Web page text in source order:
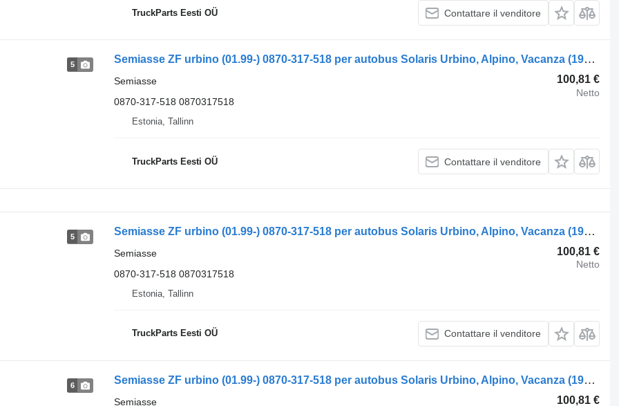
TruckParts Eesti OÜ Contattare il venditore
5 Semiasse ZF urbino (01.99-) 0870-317-518 per autobus Solaris Urbino, Alpino, Vacanza (1999-)
100,81 €
Netto
Semiasse
0870-317-518 0870317518
Estonia, Tallinn
TruckParts Eesti OÜ Contattare il venditore
5 Semiasse ZF urbino (01.99-) 0870-317-518 per autobus Solaris Urbino, Alpino, Vacanza (1999-)
100,81 €
Netto
Semiasse
0870-317-518 0870317518
Estonia, Tallinn
TruckParts Eesti OÜ Contattare il venditore
6 Semiasse ZF urbino (01.99-) 0870-317-518 per autobus Solaris Urbino, Alpino, Vacanza (1999-)
100,81 €
Semiasse